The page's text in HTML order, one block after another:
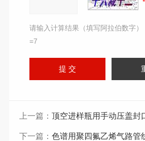
请输入计算结果（填写阿拉伯数字）
=7
上一篇： 顶空进样瓶用手动压盖封
下一篇： 色谱用聚四氟乙烯气路管